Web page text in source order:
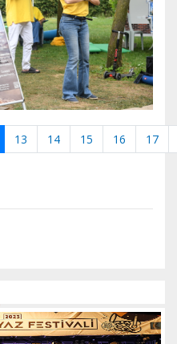
13 14 15 16 17